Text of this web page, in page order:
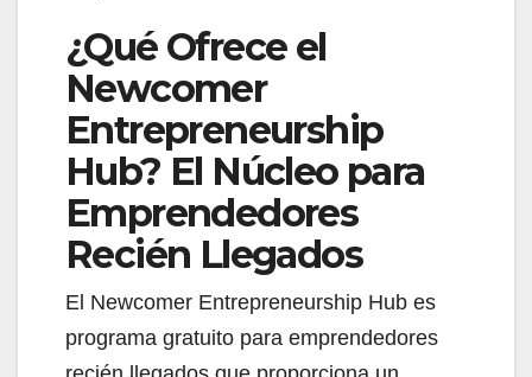
¿Qué Ofrece el
Newcomer
Entrepreneurship
Hub? El Núcleo para
Emprendedores
Recién Llegados
El Newcomer Entrepreneurship Hub es
programa gratuito para emprendedores